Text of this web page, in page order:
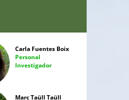
Carla Fuentes Boix
Personal
Investigador
Marc Taüll Taüll